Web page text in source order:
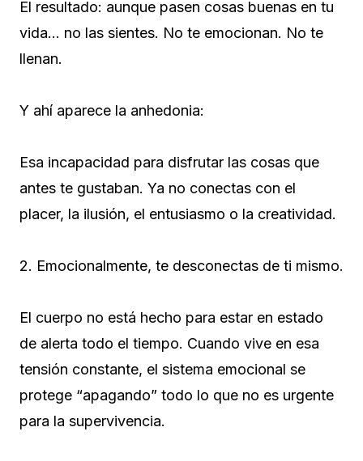
El resultado: aunque pasen cosas buenas en tu
vida… no las sientes. No te emocionan. No te
llenan.
Y ahí aparece la anhedonia:
Esa incapacidad para disfrutar las cosas que
antes te gustaban. Ya no conectas con el
placer, la ilusión, el entusiasmo o la creatividad.
2. Emocionalmente, te desconectas de ti mismo.
El cuerpo no está hecho para estar en estado
de alerta todo el tiempo. Cuando vive en esa
tensión constante, el sistema emocional se
protege “apagando” todo lo que no es urgente
para la supervivencia.